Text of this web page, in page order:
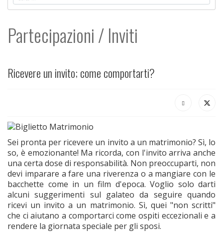
Partecipazioni / Inviti
Ricevere un invito; come comportarti?
Sei pronta per ricevere un invito a un matrimonio? Sì, lo
so, è emozionante! Ma ricorda, con l'invito arriva anche
una certa dose di responsabilità. Non preoccuparti, non
devi imparare a fare una riverenza o a mangiare con le
bacchette come in un film d'epoca. Voglio solo darti
alcuni suggerimenti sul galateo da seguire quando
ricevi un invito a un matrimonio. Sì, quei "non scritti"
che ci aiutano a comportarci come ospiti eccezionali e a
rendere la giornata speciale per gli sposi.